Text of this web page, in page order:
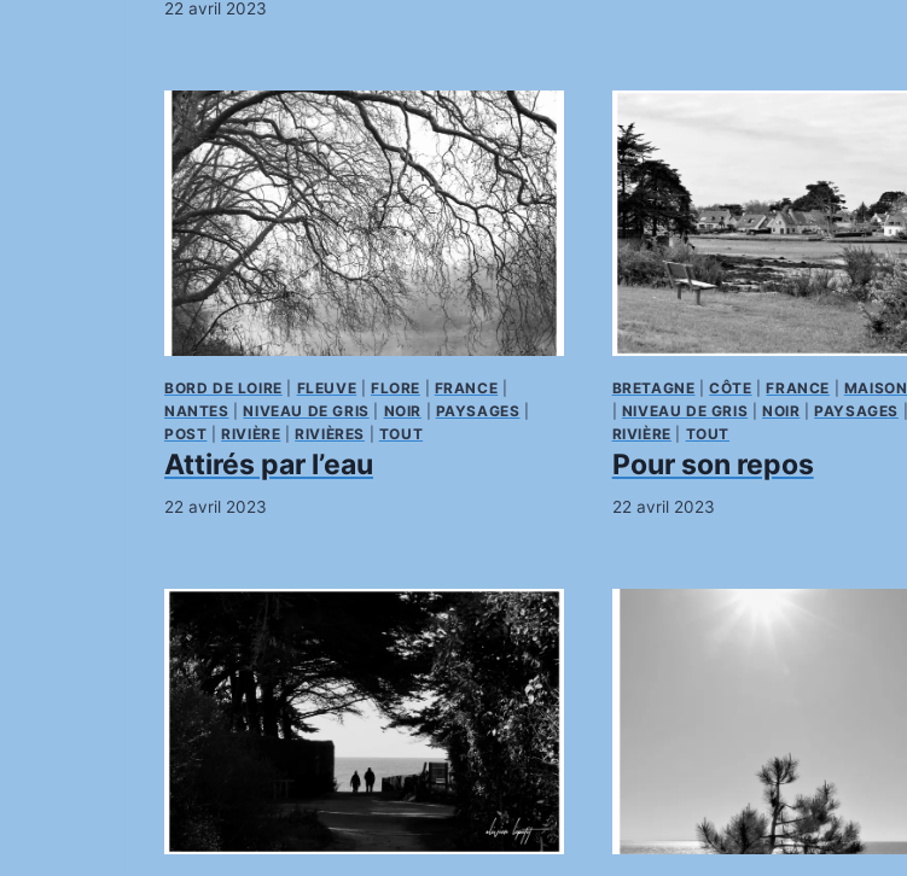
22 avril 2023
BORD DE LOIRE FLEUVE FLORE FRANCE
NANTES |NIVEAU DE GRIS NOIR PAYSAGES
POST |RIVIÈRE |RIVIÈRES TOUT
Attirés par l’eau
22 avril 2023
BRETAGNE |CÔTE |FRANCE MAISON
NIVEAU DE GRIS NOIR |PAYSAGES
RIVIÈRE
TOUT
Pour son repos
22 avril 2023